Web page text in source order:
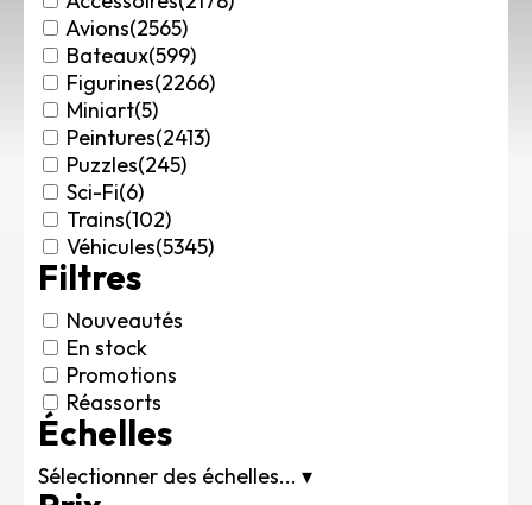
Rechercher des produits...
Mon panier 0
0,00€
Connexion / Inscription
Véhicules
Avions
Bateaux
Trains
Figurines
Accessoires
Puzzles
Carte cadeau
Maquette par marque
Avions(2565)
Bateaux(599)
Figurines(2266)
Miniart(5)
Peintures(2413)
Puzzles(245)
Sci-Fi(6)
Trains(102)
Véhicules(5345)
Filtres
Nouveautés
En stock
Promotions
Réassorts
Échelles
Sélectionner des échelles... ▾